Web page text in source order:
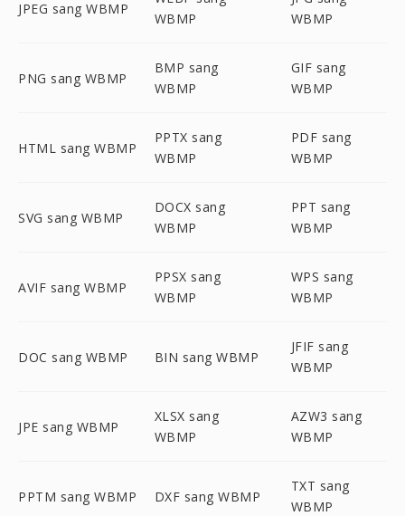
JPEG sang WBMP
WBMP
WBMP
PNG sang WBMP
BMP sang
WBMP
GIF sang
WBMP
HTML sang WBMP
PPTX sang
WBMP
PDF sang
WBMP
SVG sang WBMP
DOCX sang
WBMP
PPT sang
WBMP
AVIF sang WBMP
PPSX sang
WBMP
WPS sang
WBMP
DOC sang WBMP BIN sang WBMP
JFIF sang
WBMP
JPE sang WBMP
XLSX sang
WBMP
AZW3 sang
WBMP
PPTM sang WBMP DXF sang WBMP
TXT sang
WBMP